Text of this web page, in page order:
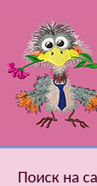
Поиск на